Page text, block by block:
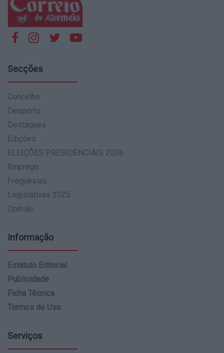
Secções
Concelho
Desporto
Destaques
Edições
ELEIÇÕES PRESIDENCIAIS 2026
Emprego
Freguesias
Legislativas 2025
Opinião
Informação
Estatuto Editorial
Publicidade
Ficha Técnica
Termos de Uso
Serviços